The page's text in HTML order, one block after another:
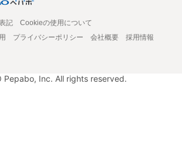
記
Cookieの使用について
プライバシーポリシー 会社概要
採用情報
Pepabo, Inc. All rights reserved.